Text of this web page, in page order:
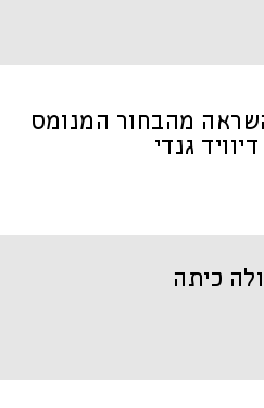
מהבחור המנומס
גנדי
כיתה